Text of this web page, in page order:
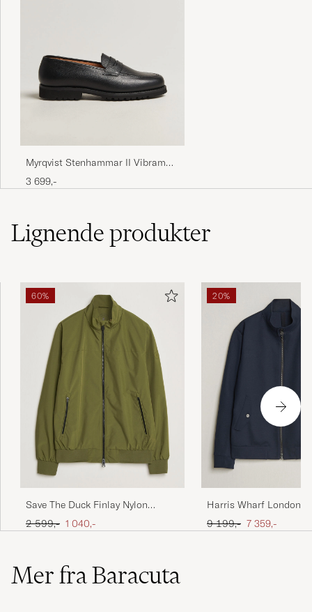
Myrqvist Stenhammar II Vibram
Loafer Black Grained Calf
3 699,-
Lignendeprodukter
60%
Save The Duck Finlay Nylon
Harrington Jacket Dusty Olive
Ordinær pris
2 599,- Nedsatt pris
1 040,-
20%
Harris Wharf London
Cavalry Twill
Navy Blue
Ordinær pris
9 199,- Nedsatt pris
7 359,-
Mer fra Baracuta